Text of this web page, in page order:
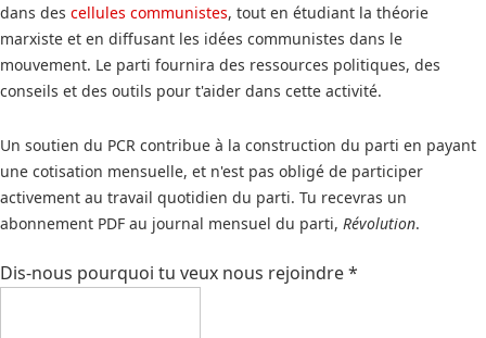
dans des cellules communistes, tout en étudiant la théorie
marxiste et en diffusant les idées communistes dans le
mouvement. Le parti fournira des ressources politiques, des
conseils et des outils pour t'aider dans cette activité.
Un soutien du PCR contribue à la construction du parti en payant
une cotisation mensuelle, et n'est pas obligé de participer
activement au travail quotidien du parti. Tu recevras un
abonnement PDF au journal mensuel du parti, Révolution.
Dis-nous pourquoi tu veux nous rejoindre*